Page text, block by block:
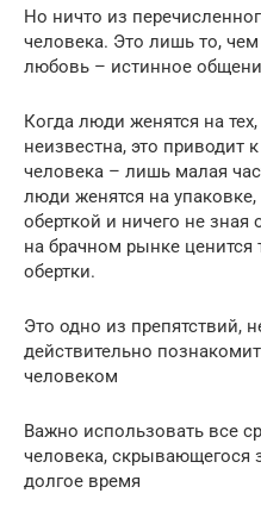
Но ничто из
человека. Это лишь то,
любовь – истинное
Когда люди женятся на
неизвестна, это приводит
человека – лишь малая
люди женятся на
оберткой и ничего не
на брачном рынке ценится
обертки.
Это одно из препятствий,
действительно
человеком
Важно использовать все
человека, скрывающегося
долгое время